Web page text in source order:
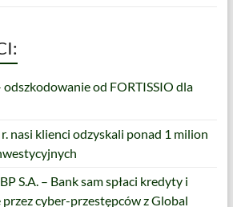
od FORTISSIO dla
nasi klienci odzyskali ponad 1 milion
S.A. – Bank sam spłaci kredyty i
przez cyber-przestępców z Global